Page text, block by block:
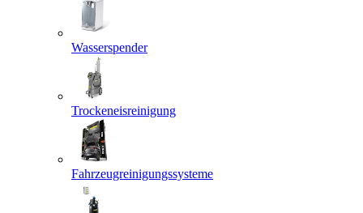
Wasserspender
Trockeneisreinigung
Fahrzeugreinigungssysteme